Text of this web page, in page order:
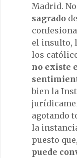
Madrid.
sagrado
el insulto,
los
no existe
bien la
agotando
la
puesto
puede